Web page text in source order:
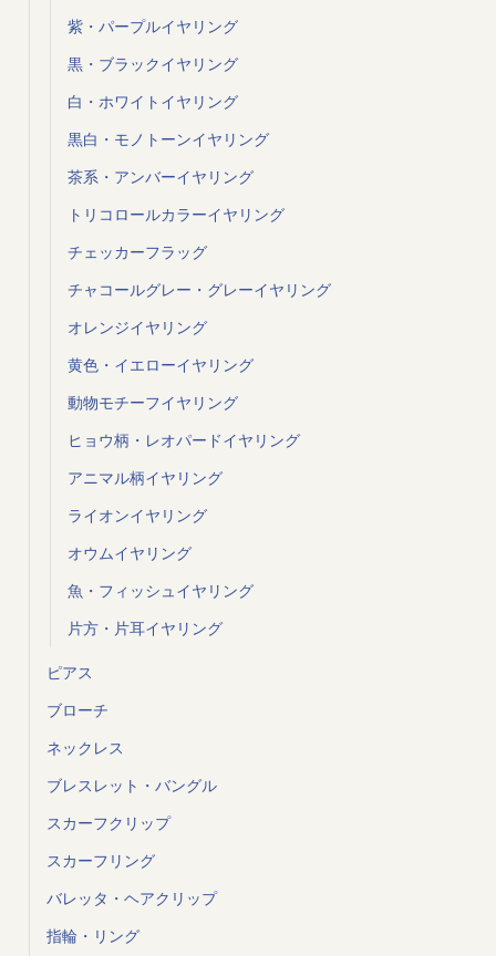
紫・パープルイヤリング
黒・ブラックイヤリング
白・ホワイトイヤリング
黒白・モノトーンイヤリング
茶系・アンバーイヤリング
トリコロールカラーイヤリング
チェッカーフラッグ
チャコールグレー・グレーイヤリング
オレンジイヤリング
黄色・イエローイヤリング
動物モチーフイヤリング
ヒョウ柄・レオパードイヤリング
アニマル柄イヤリング
ライオンイヤリング
オウムイヤリング
魚・フィッシュイヤリング
片方・片耳イヤリング
ピアス
ブローチ
ネックレス
ブレスレット・バングル
スカーフクリップ
スカーフリング
バレッタ・ヘアクリップ
指輪・リング